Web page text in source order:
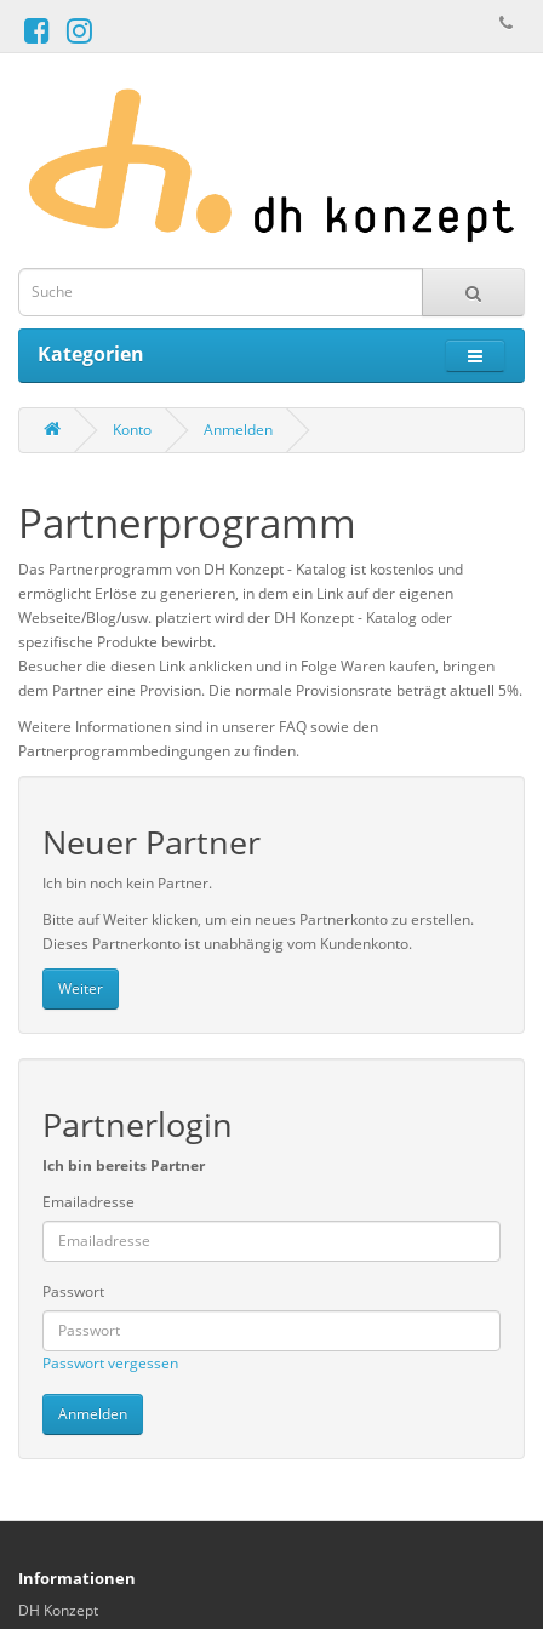
Kategorien
Konto Anmelden
Partnerprogramm
Das Partnerprogramm von DH Konzept - Katalog ist kostenlos und
ermöglicht Erlöse zu generieren, in dem ein Link auf der eigenen
Webseite/Blog/usw. platziert wird der DH Konzept - Katalog oder
spezifische Produkte bewirbt.
Besucher die diesen Link anklicken und in Folge Waren kaufen, bringen
dem Partner eine Provision. Die normale Provisionsrate beträgt aktuell 5%.
Weitere Informationen sind in unserer FAQ sowie den
Partnerprogrammbedingungen zu finden.
Neuer Partner
Ich bin noch kein Partner.
Bitte auf Weiter klicken, um ein neues Partnerkonto zu erstellen.
Dieses Partnerkonto ist unabhängig vom Kundenkonto.
Weiter
Partnerlogin
Ich bin bereits Partner
Emailadresse
Passwort
Passwort vergessen
Informationen
DH Konzept